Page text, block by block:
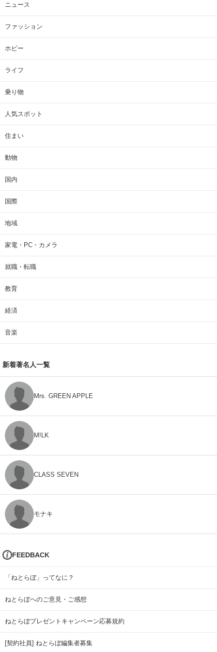
ニュース
ファッション
ホビー
ライフ
乗り物
人気スポット
住まい
動物
国内
国際
地域
家電・PC・カメラ
就職・転職
教育
経済
音楽
新着著名人一覧
Mrs. GREEN APPLE
M!LK
CLASS SEVEN
モナキ
FEEDBACK
「ねとらぼ」ってなに？
ねとらぼへのご意見・ご感想
ねとらぼプレゼントキャンペーン応募規約
[契約社員] ねとらぼ編集者募集